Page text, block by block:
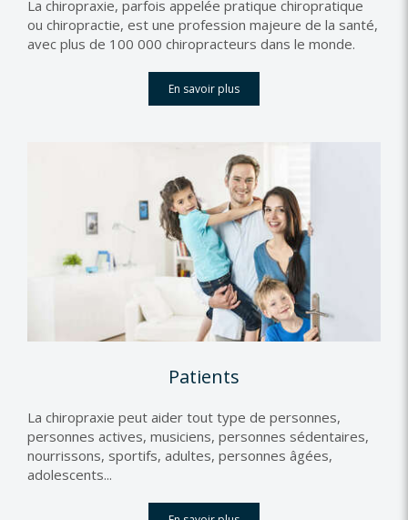
La chiropraxie, parfois appelée pratique chiropratique
ou chiropractie, est une profession majeure de la santé,
avec plus de 100 000 chiropracteurs dans le monde.
En savoir plus
Patients
La chiropraxie peut aider tout type de personnes,
personnes actives, musiciens, personnes sédentaires,
nourrissons, sportifs, adultes, personnes âgées,
adolescents...